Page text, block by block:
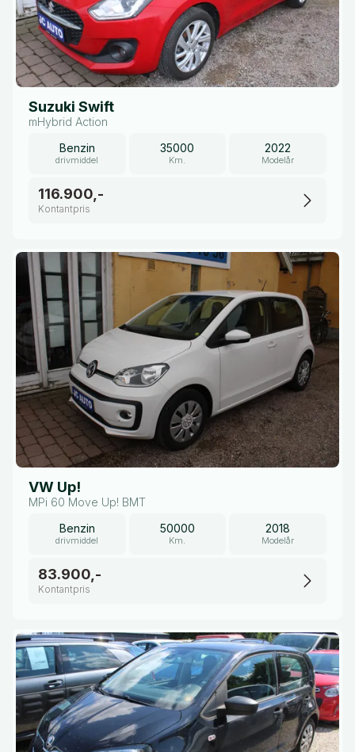
Suzuki Swift
mHybrid Action
Benzin
drivmiddel
35000
Km.
2022
Modelår
116.900,-
Kontantpris
VW Up!
MPi 60 Move Up! BMT
Benzin
drivmiddel
50000
Km.
2018
Modelår
83.900,-
Kontantpris